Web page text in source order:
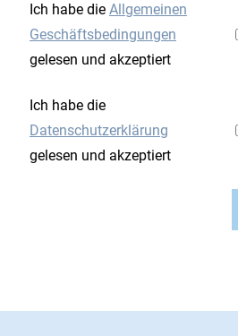
Ich habe die Allgemeinen
Geschäftsbedingungen
gelesen und akzeptiert
Ich habe die
Datenschutzerklärung
gelesen und akzeptiert